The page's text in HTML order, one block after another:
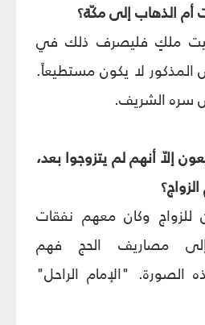
أم الذهاب إلى مكّة؟
ملكٍ فليصرف ذلك في
لا يكون مستطيعاً.
سره الشريف.
أنهم لم يتزوجوا بعد،
للزواج وكان معهم نفقات
إلى مصاريف الحج فهم
"الإمام الراحل"